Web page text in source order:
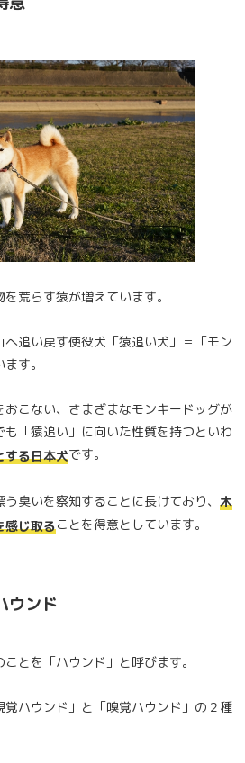
荒らす猿が増えています。
追い戻す使役犬「猿追い犬」＝「モン
す。
おこない、さまざまなモンキードッグが
「猿追い」に向いた性質を持つといわ
する日本犬です。
臭いを察知することに長けており、 木
感じ取ることを得意としています。
ウンド
とを「ハウンド」と呼びます。
ハウンド」と「嗅覚ハウンド」の２種